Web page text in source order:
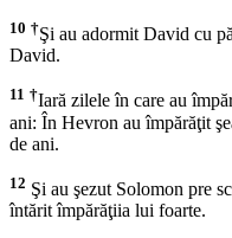
10 †Şi au adormit David cu
David.
11 †Iară zilele în care au
ani: În Hevron au împărăţit
de ani.
12 Şi au şezut Solomon pre
întărit împărăţiia lui foarte.